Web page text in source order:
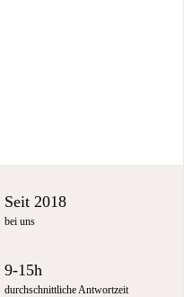
Seit 2018
bei uns
9-15h
durchschnittliche Antwortzeit